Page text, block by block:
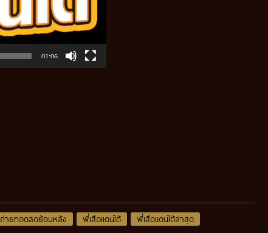
01:06
ถ่ายทอดสดย้อนหลัง พี่เสือแดนใต้
พี่เสือแดนใต้ล่าสุด